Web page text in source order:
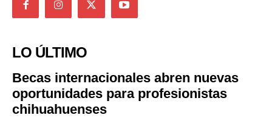
LO ÚLTIMO
Becas internacionales abren nuevas
oportunidades para profesionistas
chihuahuenses